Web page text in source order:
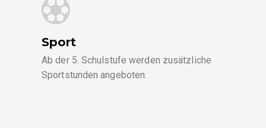
Sport
Ab der 5. Schulstufe werden zusätzliche
Sportstunden angeboten.